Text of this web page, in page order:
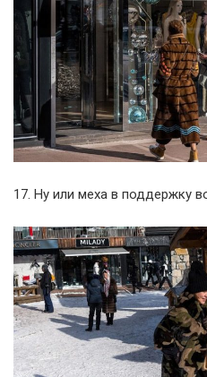
17. Ну или меха в поддержку